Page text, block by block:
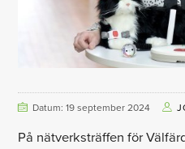
Datum: 19 september 2024
På nätverksträffen för